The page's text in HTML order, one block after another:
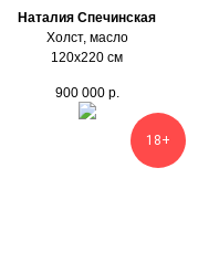
Наталия Спечинская
Холст, масло
120х220 см
900 000 р.
18+